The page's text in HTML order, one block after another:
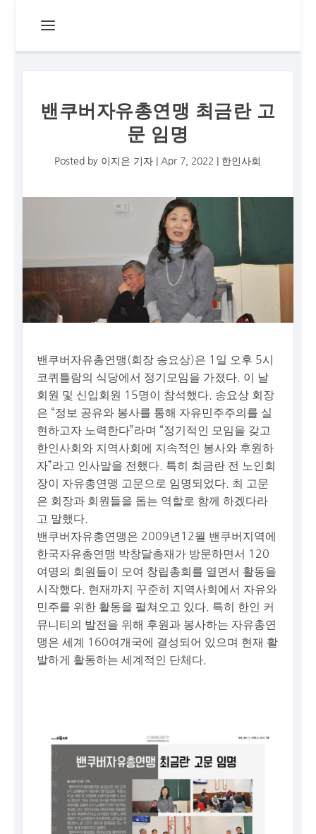
밴쿠버자유총연맹 최금란 고
문 임명
Posted by 이지은 기자 Apr 7, 2022 한인사회
밴쿠버자유총연맹(회장 송요상)은 1일 오후 5시
코퀴틀람의 식당에서 정기모임을 가졌다. 이 날
회원 및 신입회원 15명이 참석했다. 송요상 회장
은 “정보 공유와 봉사를 통해 자유민주주의를 실
현하고자 노력한다”라며 “정기적인 모임을 갖고
한인사회와 지역사회에 지속적인 봉사와 후원하
자”라고 인사말을 전했다. 특히 최금란 전 노인회
장이 자유총연맹 고문으로 임명되었다. 최 고문
은 회장과 회원들을 돕는 역할로 함께 하겠다라
고 말했다.
밴쿠버자유총연맹은 2009년12월 밴쿠버지역에
한국자유총연맹 박창달총재가 방문하면서 120
여명의 회원들이 모여 창립총회를 열면서 활동을
시작했다. 현재까지 꾸준히 지역사회에서 자유와
민주를 위한 활동을 펼쳐오고 있다. 특히 한인 커
뮤니티의 발전을 위해 후원과 봉사하는 자유총연
맹은 세계 160여개국에 결성되어 있으며 현재 활
발하게 활동하는 세계적인 단체다.